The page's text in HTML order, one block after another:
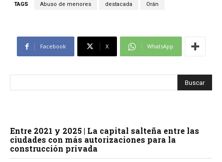
TAGS Abuso de menores destacada Orán
Facebook X WhatsApp
Entre 2021 y 2025 | La capital salteña entre las
ciudades con más autorizaciones para la
construcción privada